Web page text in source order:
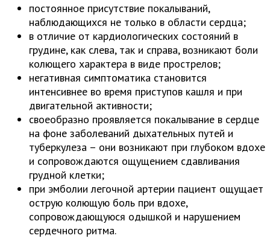
постоянное присутствие покалываний,
наблюдающихся не только в области сердца;
в отличие от кардиологических состояний в
грудине, как слева, так и справа, возникают боли
колющего характера в виде прострелов;
негативная симптоматика становится
интенсивнее во время приступов кашля и при
двигательной активности;
своеобразно проявляется покалывание в сердце
на фоне заболеваний дыхательных путей и
туберкулеза – они возникают при глубоком вдохе
и сопровождаются ощущением сдавливания
грудной клетки;
при эмболии легочной артерии пациент ощущает
острую колющую боль при вдохе,
сопровождающуюся одышкой и нарушением
сердечного ритма.